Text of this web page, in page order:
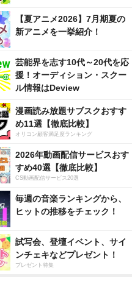
【夏アニメ2026】7月期夏の
新アニメを一挙紹介！
芸能界を志す10代～20代を応
援！オーディション・スクー
ル情報はDeview
漫画読み放題サブスクおすす
め11選【徹底比較】
オリコン顧客満足度ランキング
2026年動画配信サービスおす
すめ40選【徹底比較】
CS動画配信サービス20選
毎週の音楽ランキングから、
ヒットの推移をチェック！
試写会、登壇イベント、サイ
ンチェキなどプレゼント！
プレゼント特集